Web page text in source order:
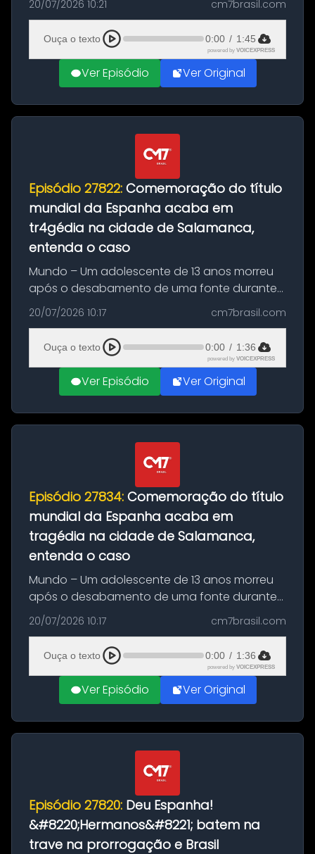
quilos de entorpecentes em uma
embarcação atracada no porto da cidade. O
materia...
20/07/2026 10:21 cm7brasil.com
Ouça o texto 0:00 / 1:45
powered by VOICEXPRESS
Ver Episódio Ver Original
Episódio 27822: Comemoração do título
mundial da Espanha acaba em
tr4gédia na cidade de Salamanca,
entenda o caso
Mundo – Um adolescente de 13 anos morreu
após o desabamento de uma fonte durante
as comemorações pelo título da Copa do
Mundo conquistado pela Espanha, em
Ciudad Rodrigo, na província de Salamanca,
no...
20/07/2026 10:17 cm7brasil.com
Ouça o texto 0:00 / 1:36
powered by VOICEXPRESS
Ver Episódio Ver Original
Episódio 27834: Comemoração do título
mundial da Espanha acaba em
tragédia na cidade de Salamanca,
entenda o caso
Mundo – Um adolescente de 13 anos morreu
após o desabamento de uma fonte durante
as comemorações pelo título da Copa do
Mundo conquistado pela Espanha, em
Ciudad Rodrigo, na província de Salamanca,
no...
20/07/2026 10:17 cm7brasil.com
Ouça o texto 0:00 / 1:36
powered by VOICEXPRESS
Ver Episódio Ver Original
Episódio 27820: Deu Espanha!
&#8220;Hermanos&#8221; batem na
trave na prorrogação e Brasil